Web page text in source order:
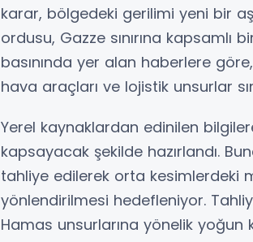
karar, bölgedeki gerilimi yeni bir
ordusu, Gazze sınırına kapsamlı
basınında yer alan haberlere
hava araçları ve lojistik unsurlar
Yerel kaynaklardan edinilen
kapsayacak şekilde hazırlandı.
tahliye edilerek orta kesimlerdeki
yönlendirilmesi hedefleniyor.
Hamas unsurlarına yönelik yoğun